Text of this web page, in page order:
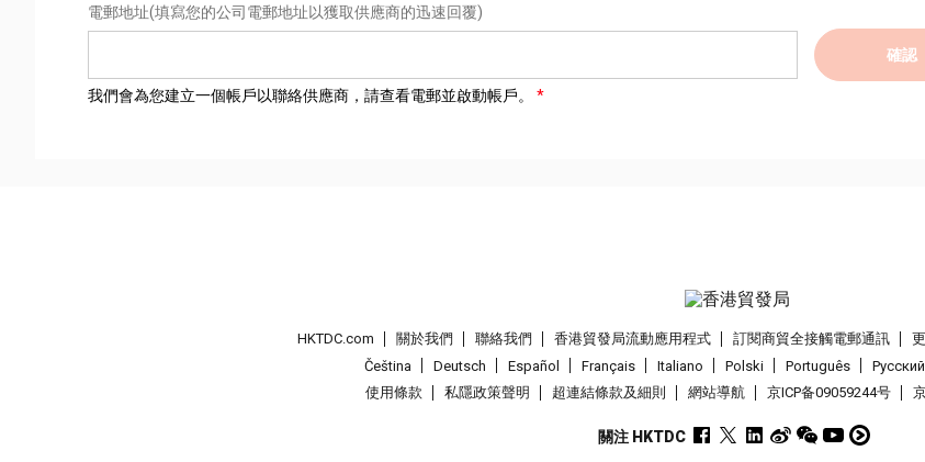
電郵地址(填寫您的公司電郵地址以獲取供應商的迅速回覆)
確認
我們會為您建立一個帳戶以聯絡供應商，請查看電郵並啟動帳戶。
HKTDC.com 關於我們 聯絡我們 香港貿發局流動應用程式 訂閱商貿全接觸電郵通訊
Čeština
Deutsch Español Français Italiano Polski Português Pусский
使用條款
私隱政策聲明 超連結條款及細則 網站導航 京ICP备09059244号
關注 HKTDC